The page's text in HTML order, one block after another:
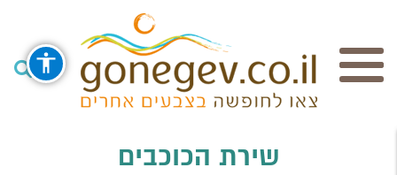
חיפוש
שירת הכוכבים